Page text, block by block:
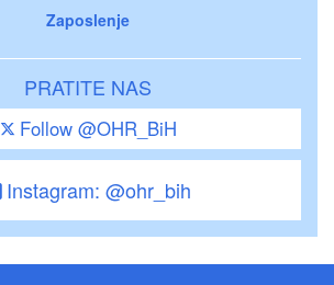
Zaposlenje
PRATITE NAS
Follow @OHR_BiH
Instagram: @ohr_bih